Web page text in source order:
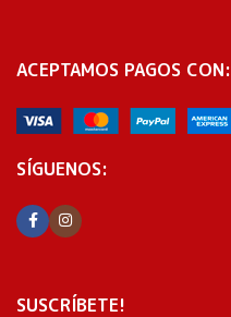
ACEPTAMOS PAGOS CON:
SÍGUENOS:
SUSCRÍBETE!